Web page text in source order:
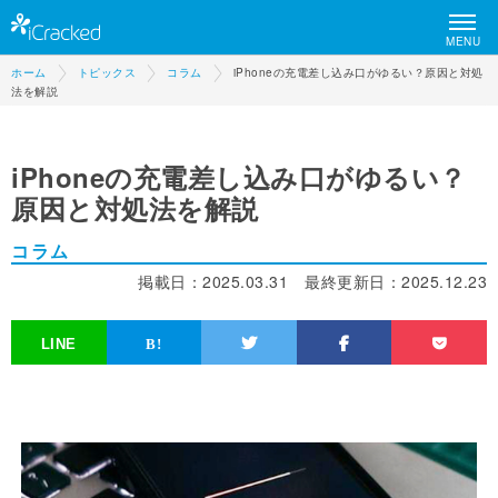
MENU
ホーム トピックス コラム
iPhoneの充電差し込み口がゆるい？原因と対処
法を解説
iPhoneの充電差し込み口がゆるい？
原因と対処法を解説
コラム
最終更新日： 2025.12.23
掲載日： 2025.03.31